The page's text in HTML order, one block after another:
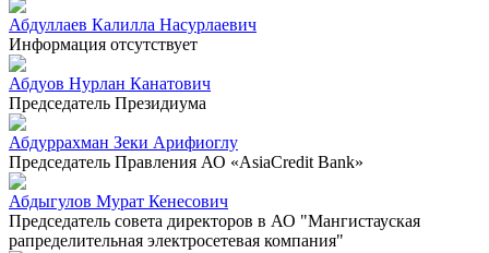
Абдуллаев Калилла Насурлаевич
Информация отсутствует
Абдуов Нурлан Канатович
Председатель Президиума
Абдуррахман Зеки Арифиоглу
Председатель Правления АО «AsiaCredit Bank»
Абдыгулов Мурат Кенесович
Председатель совета директоров в АО "Мангистауская
рапределительная электросетевая компания"